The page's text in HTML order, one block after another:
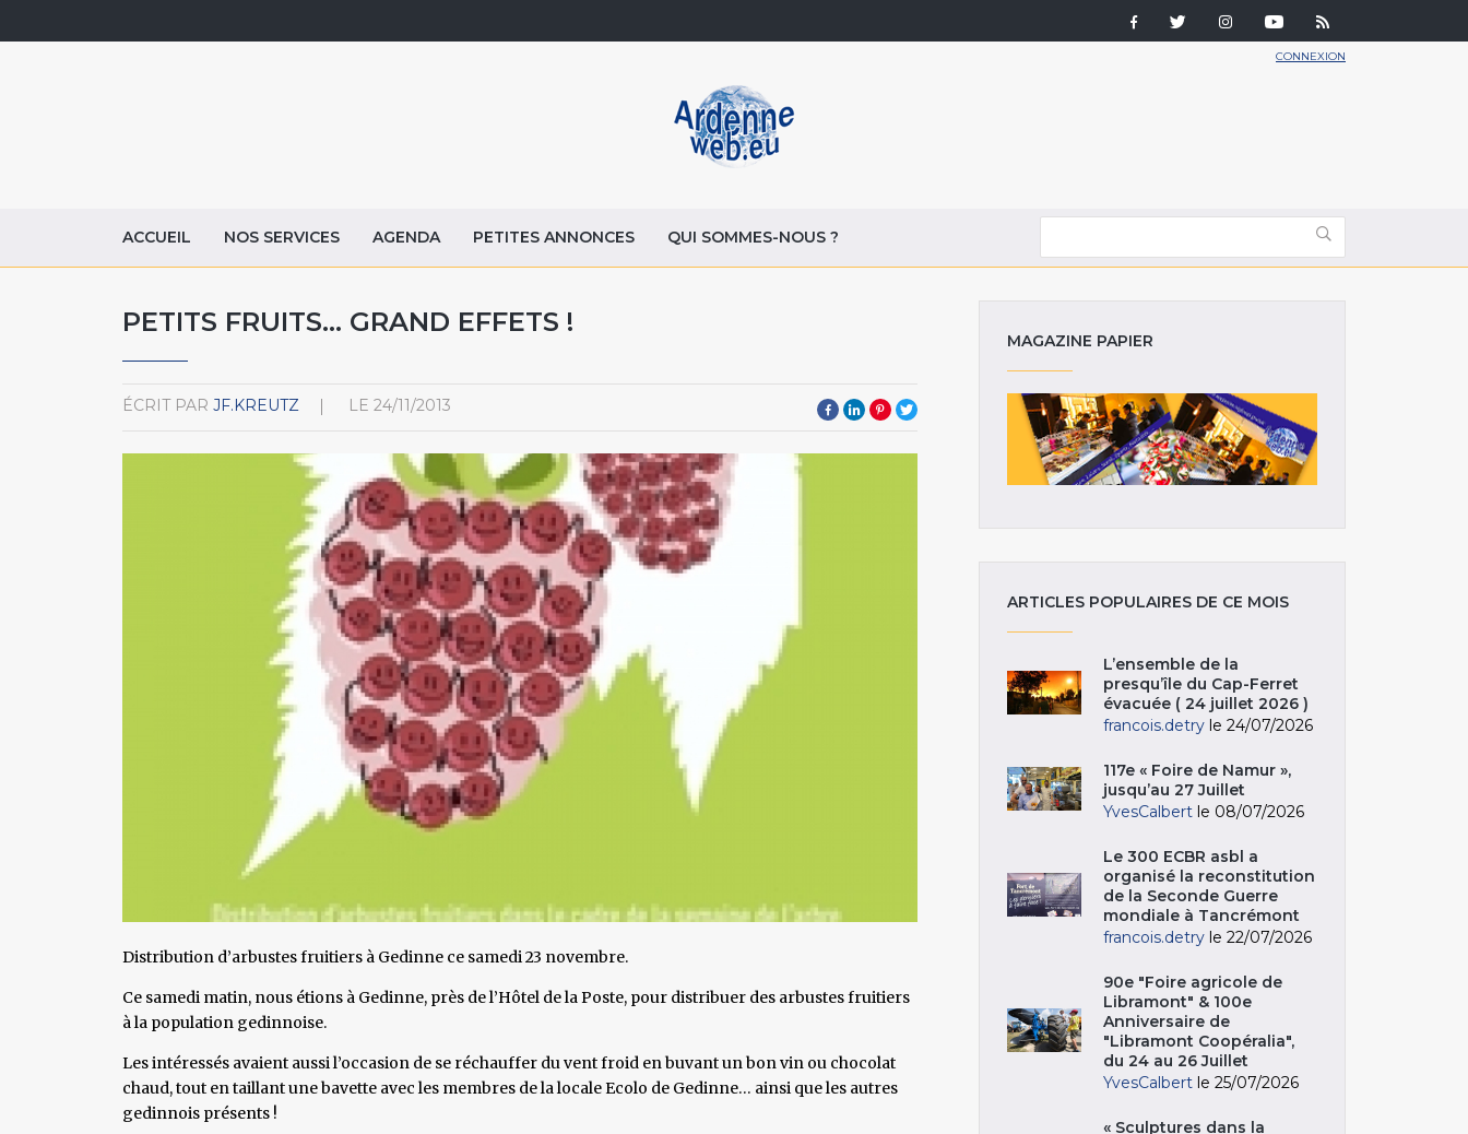
CONNEXION
ACCUEIL NOS SERVICES AGENDA PETITES ANNONCES QUI SOMMES-NOUS ?
PETITS FRUITS… GRAND EFFETS !
ÉCRIT PAR JF.KREUTZ LE 24/11/2013
Distribution d’arbustes fruitiers à Gedinne ce samedi 23 novembre.
Ce samedi matin, nous étions à Gedinne, près de l’Hôtel de la Poste, pour distribuer des arbustes fruitiers
à la population gedinnoise.
Les intéressés avaient aussi l’occasion de se réchauffer du vent froid en buvant un bon vin ou chocolat
chaud, tout en taillant une bavette avec les membres de la locale Ecolo de Gedinne… ainsi que les autres
gedinnois présents !
MAGAZINE PAPIER
ARTICLES POPULAIRES DE CE MOIS
L’ensemble de la
presqu’île du Cap-Ferret
évacuée ( 24 juillet 2026 )
francois.detry le 24/07/2026
117e « Foire de Namur »,
jusqu’au 27 Juillet
YvesCalbert le 08/07/2026
Le 300 ECBR asbl a
organisé la reconstitution
de la Seconde Guerre
mondiale à Tancrémont
francois.detry le 22/07/2026
90e "Foire agricole de
Libramont" & 100e
Anniversaire de
"Libramont Coopéralia",
du 24 au 26 Juillet
YvesCalbert le 25/07/2026
« Sculptures dans la